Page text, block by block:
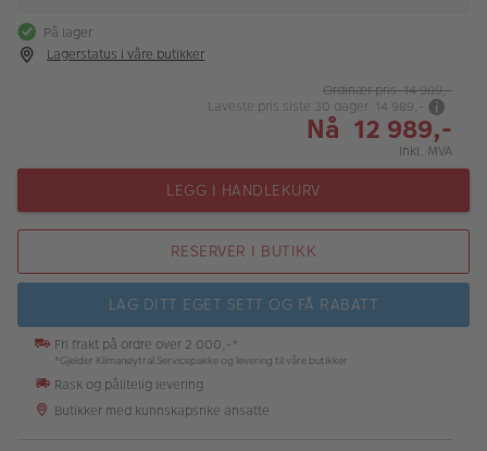
På lager
Lagerstatus i våre butikker
Ordinær pris 14 989,-
Laveste pris siste 30 dager 14 989,-
Nå 12 989,-
Inkl. MVA
LEGG I HANDLEKURV
RESERVER I BUTIKK
LAG DITT EGET SETT OG FÅ RABATT
Fri frakt på ordre over 2 000,-*
*Gjelder Klimanøytral Servicepakke og levering til våre butikker
Rask og pålitelig levering
Butikker med kunnskapsrike ansatte